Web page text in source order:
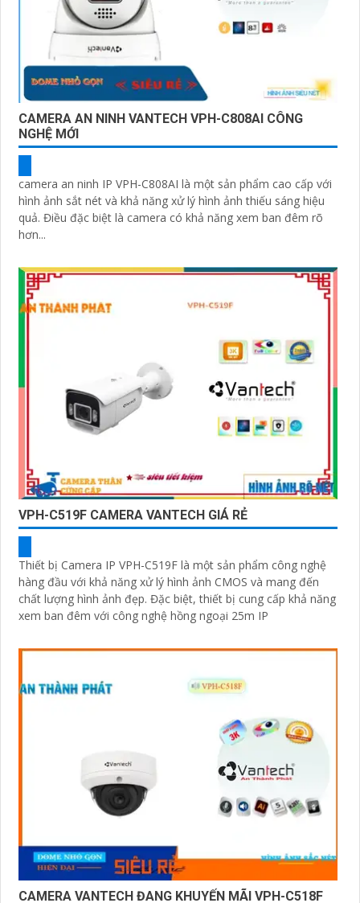
CAMERA AN NINH VANTECH VPH-C808AI CÔNG
NGHỆ MỚI
camera an ninh IP VPH-C808AI là một sản phẩm cao cấp với
hình ảnh sắt nét và khả năng xử lý hình ảnh thiếu sáng hiệu
quả. Điều đặc biệt là camera có khả năng xem ban đêm rõ
hơn...
VPH-C519F CAMERA VANTECH GIÁ RẺ
Thiết bị Camera IP VPH-C519F là một sản phẩm công nghệ
hàng đầu với khả năng xử lý hình ảnh CMOS và mang đến
chất lượng hình ảnh đẹp. Đặc biệt, thiết bị cung cấp khả năng
xem ban đêm với công nghệ hồng ngoại 25m IP
CAMERA VANTECH ĐANG KHUYẾN MÃI VPH-C518F